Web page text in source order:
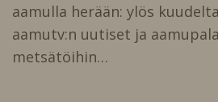
aamulla herään: ylös
aamutv:n uutiset ja
metsätöihin…